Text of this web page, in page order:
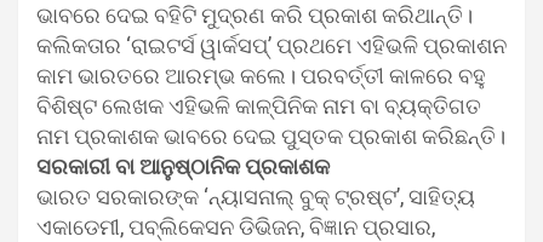
ଭାବରେ ଦେଇ ବହିଟି ମୁଦ୍ରଣ କରି ପ୍ରକାଶ କରିଥାନ୍ତି।
କଲିକତାର ‘ରାଇଟର୍ସ ୱାର୍କସପ୍‌’ ପ୍ରଥମେ ଏହିଭଳି ପ୍ରକାଶନ
କାମ ଭାରତରେ ଆରମ୍ଭ କଲେ। ପରବର୍ତ୍ତୀ କାଳରେ ବହୁ
ବିଶିଷ୍ଟ ଲେଖକ ଏହିଭଳି କାଳ୍ପିନିକ ନାମ ବା ବ୍ୟକ୍ତିଗତ
ନାମ ପ୍ରକାଶକ ଭାବରେ ଦେଇ ପୁସ୍ତକ ପ୍ରକାଶ କରିଛନ୍ତି।
ସରକାରୀ ବା ଆନୁଷ୍ଠାନିକ ପ୍ରକାଶକ
ଭାରତ ସରକାରଙ୍କ ‘ନ୍ୟାସନାଲ୍ ବୁକ୍ ଟ୍ରଷ୍ଟ’, ସାହିତ୍ୟ
ଏକାଡେମୀ, ପବ୍ଲିକେସନ ଡିଭିଜନ, ବିଜ୍ଞାନ ପ୍ରସାର,